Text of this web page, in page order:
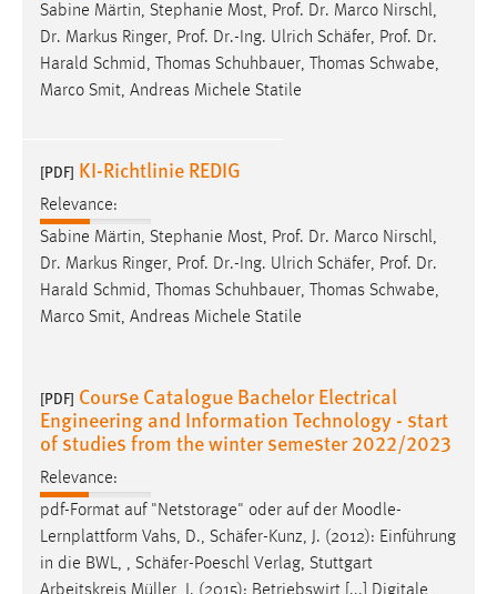
Sabine Märtin, Stephanie Most, Prof. Dr. Marco Nirschl,
Dr. Markus Ringer, Prof. Dr.-Ing. Ulrich Schäfer, Prof. Dr.
Harald Schmid, Thomas Schuhbauer, Thomas Schwabe,
Marco Smit, Andreas Michele Statile
[PDF] KI-Richtlinie REDIG
Relevance:
Sabine Märtin, Stephanie Most, Prof. Dr. Marco Nirschl,
Dr. Markus Ringer, Prof. Dr.-Ing. Ulrich Schäfer, Prof. Dr.
Harald Schmid, Thomas Schuhbauer, Thomas Schwabe,
Marco Smit, Andreas Michele Statile
[PDF] Course Catalogue Bachelor Electrical
Engineering and Information Technology - start
of studies from the winter semester 2022/2023
Relevance:
pdf-Format auf "Netstorage" oder auf der Moodle-
Lernplattform Vahs, D., Schäfer-Kunz, J. (2012): Einführung
in die BWL, , Schäfer-Poeschl Verlag, Stuttgart